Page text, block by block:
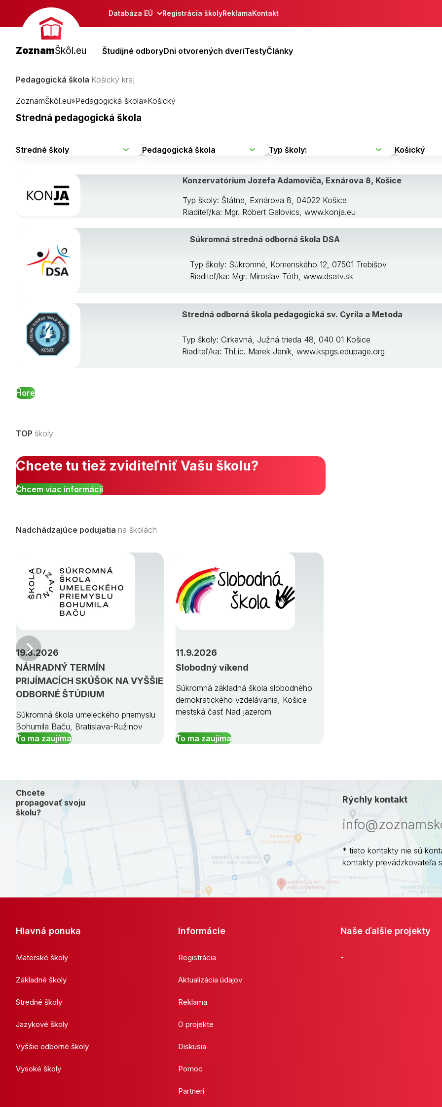
Databáza EÚ Registrácia školyReklamaKontakt
ZoznamŠkôl.eu Študijné odboryDni otvorených dveríTestyČlánky
Pedagogická škola Košický kraj
ZoznamŠkôl.eu»Pedagogická škola»Košický
Stredná pedagogická škola
Konzervatórium Jozefa Adamoviča, Exnárova 8, Košice
Typ školy: Štátne, Exnárova 8, 04022 Košice
Riaditeľ/ka: Mgr. Róbert Galovics, www.konja.eu
Súkromná stredná odborná škola DSA
Typ školy: Súkromné, Komenského 12, 07501 Trebišov
Riaditeľ/ka: Mgr. Miroslav Tóth, www.dsatv.sk
Stredná odborná škola pedagogická sv. Cyrila a Metoda
Typ školy: Cirkevná, Južná trieda 48, 040 01 Košice
Riaditeľ/ka: ThLic. Marek Jeník, www.kspgs.edupage.org
Hore
TOP školy
Chcete tu tiež zviditeľniť Vašu školu?
Chcem viac informácií
Nadchádzajúce podujatia na školách
NÁHRADNÝ TERMÍN
PRIJÍMACÍCH SKÚŠOK NA VYŠŠIE
ODBORNÉ ŠTÚDIUM
19.8.2026
Súkromná škola umeleckého priemyslu
Bohumila Baču, Bratislava-Ružinov
To ma zaujíma
Slobodný víkend
11.9.2026
Súkromná základná škola slobodného
demokratického vzdelávania, Košice -
mestská časť Nad jazerom
To ma zaujíma
Predchádzajúci
Chcete
propagovať svoju
školu?
Rýchly kontakt
* tieto kontakty nie sú
kontakty prevádzkovateľa
Hlavná ponuka
Materské školy
Základné školy
Stredné školy
Jazykové školy
Vyššie odborné školy
Vysoké školy
Informácie
Registrácia
Aktualizácia údajov
Reklama
O projekte
Diskusia
Pomoc
Partneri
Naše ďalšie projekty
-